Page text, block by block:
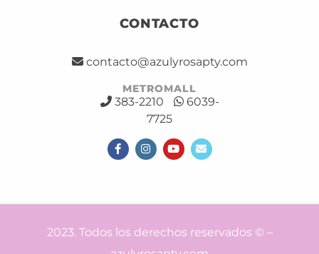
CONTACTO
contacto@azulyrosapty.com
METROMALL
383-2210
6039-
7725
2023. Todos los derechos reservados © –